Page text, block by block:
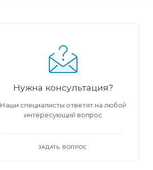
Нужна консультация?
Наши специалисты ответят на любой
интересующий вопрос
ЗАДАТЬ ВОПРОС